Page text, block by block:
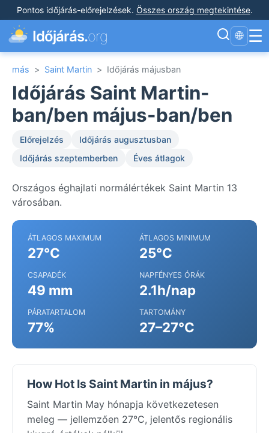
Pontos időjárás-előrejelzések. Összes ország megtekintése.
Időjárás.org 🌐 ☰
más > Saint Martin > Időjárás májusban
Időjárás Saint Martin-
ban/ben május-ban/ben
Előrejelzés
Időjárás augusztusban
Időjárás szeptemberben
Éves átlagok
Országos éghajlati normálértékek Saint Martin 13
városában.
ÁTLAGOS MAXIMUM
27°C
ÁTLAGOS MINIMUM
25°C
CSAPADÉK
49 mm
NAPFÉNYES ÓRÁK
2.1h/nap
PÁRATARTALOM
77%
TARTOMÁNY
27–27°C
How Hot Is Saint Martin in május?
Saint Martin May hónapja következetesen
meleg — jellemzően 27°C, jelentős regionális